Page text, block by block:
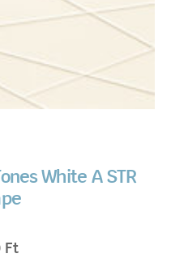
White A STR
Ft